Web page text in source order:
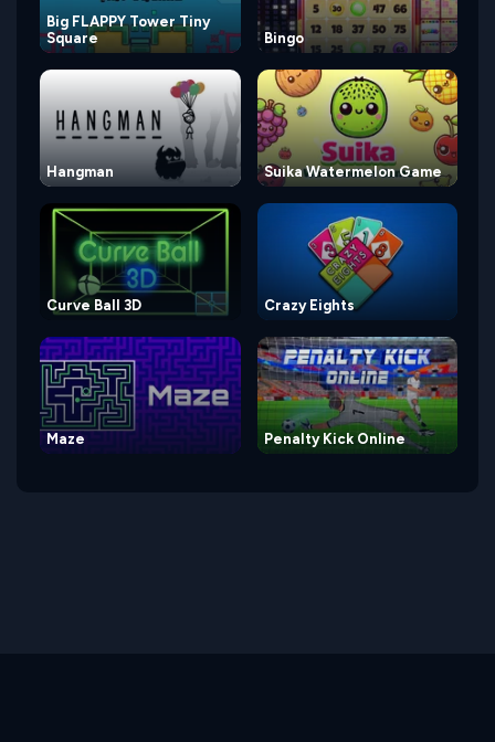
Big FLAPPY Tower Tiny
Square
Bingo
Hangman Suika Watermelon Game
Curve Ball 3D Crazy Eights
Maze Penalty Kick Online